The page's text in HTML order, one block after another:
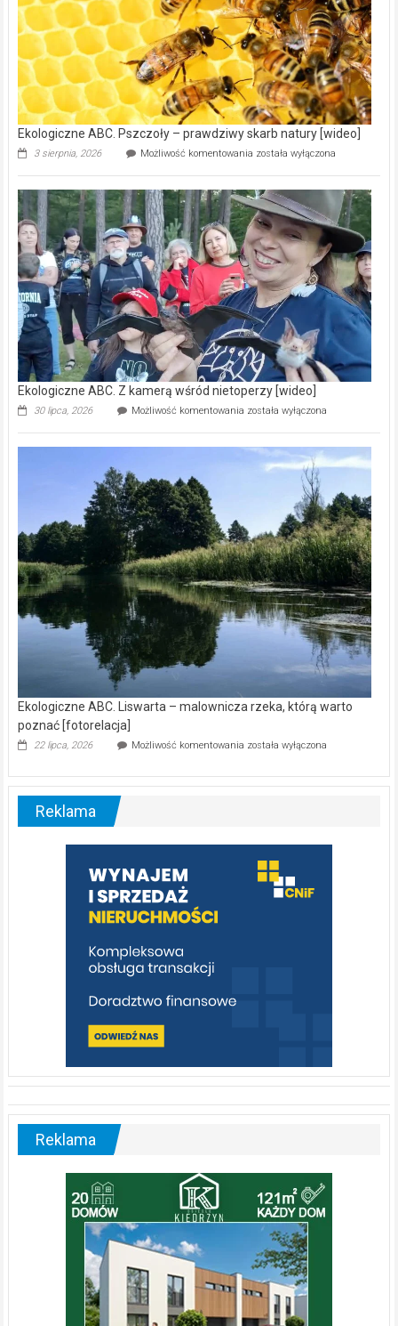
15,6
mln
na
modernizację
oczyszczalni
ścieków
[wideo]
Ekologiczne ABC. Pszczoły – prawdziwy skarb natury [wideo]
3 sierpnia, 2026 Możliwość komentowania Ekologiczne
–
prawdziwy
skarb
natury
[wideo]
została wyłączona
Ekologiczne ABC. Z kamerą wśród nietoperzy [wideo]
30 lipca, 2026 Możliwość komentowania Ekologiczne
kamerą
wśród
została wyłączona
Ekologiczne ABC. Liswarta – malownicza rzeka, którą warto
poznać [fotorelacja]
22 lipca, 2026 Możliwość komentowania Ekologiczne
–
warto
poznać
[fotorelacja]
została wyłączona
Reklama
Reklama